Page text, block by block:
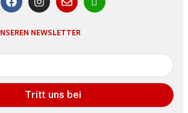
NEWSLETTER
Tritt uns bei